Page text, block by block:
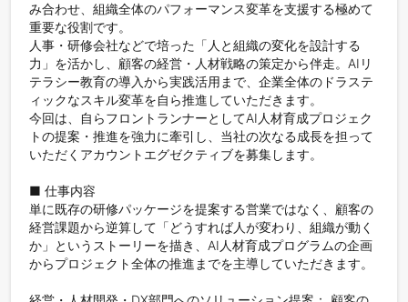
み合わせ、組織全体のパフォーマンス変革を支援する極めて
重要な役割です。
人事・研修会社などで培った「人と組織の変化を設計する
力」を活かし、顧客の経営・人材戦略の策定から伴走。AIリ
テラシー教育の導入から実践活用まで、企業全体のドラステ
ィックなスキル変革を自ら推進していただきます。
今回は、自らフロントランナーとしてAI人材育成プロジェク
トの提案・推進を強力に牽引し、当社の次なる成長を担って
いただくアカウントエグゼクティブを募集します。
■ 仕事内容
単に既存の研修パッケージを提案する営業ではなく、顧客の
経営課題から逆算して「どうすれば人が変わり、組織が動く
か」というストーリーを描き、AI人材育成プログラムの企画
からプロジェクト全体の推進までを主導していただきます。